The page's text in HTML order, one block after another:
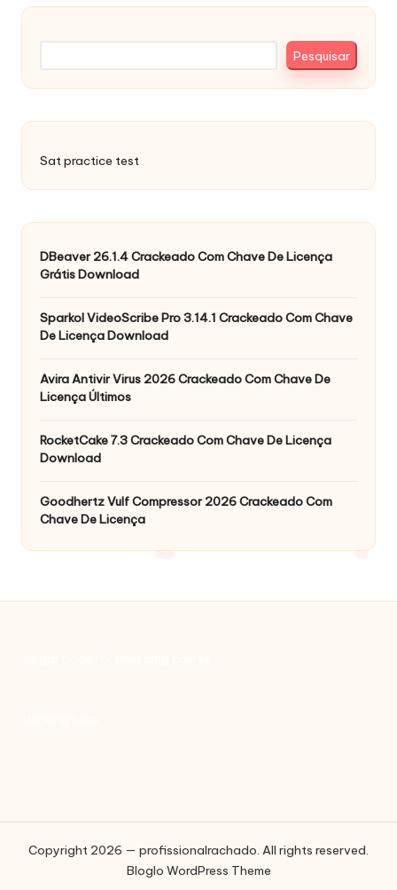
Pesquisar
Pesquisar
Sat practice test
DBeaver 26.1.4 Crackeado Com Chave De Licença
Grátis Download
Sparkol VideoScribe Pro 3.14.1 Crackeado Com Chave
De Licença Download
Avira Antivir Virus 2026 Crackeado Com Chave De
Licença Últimos
RocketCake 7.3 Crackeado Com Chave De Licença
Download
Goodhertz Vulf Compressor 2026 Crackeado Com
Chave De Licença
Copyright 2026 — profissionalrachado. All rights reserved.
Bloglo WordPress Theme